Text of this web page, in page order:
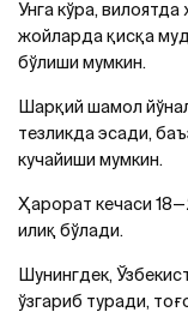
Унга кўра,
жойларда қисқа
бўлиши мумкин.
Шарқий шамол
тезликда эсади,
кучайиши мумкин.
Ҳарорат кечаси
илиқ бўлади.
Шунингдек,
ўзгариб туради,